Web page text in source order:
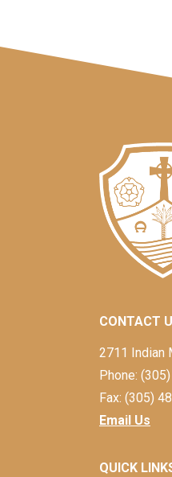
CONTACT
2711 Indian
Phone:
Fax: (305)
Email Us
QUICK